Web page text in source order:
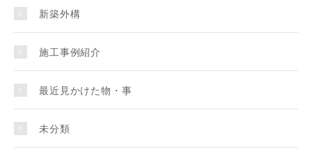
新築外構
施工事例紹介
最近見かけた物・事
未分類